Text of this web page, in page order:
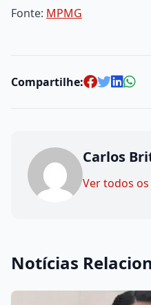
Fonte: MPMG
Compartilhe:
Carlos
Ver todos
Notícias